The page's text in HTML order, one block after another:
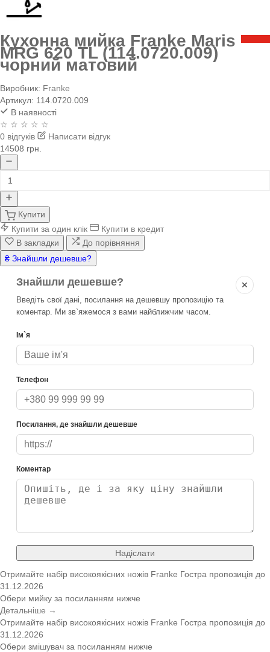
Кухонна мийка Franke Maris
MRG 620 TL (114.0720.009)
чорний матовий
Виробник: Franke
Артикул: 114.0720.009
В наявності
☆ ☆ ☆ ☆ ☆
0 відгуків
Написати відгук
14508 грн.
Купити
Купити за один клік
Купити в кредит
В закладки
До порівняння
₴ Знайшли дешевше?
✕
Знайшли дешевше?
Введіть свої дані, посилання на дешевшу пропозицію та
коментар. Ми зв`яжемося з вами найближчим часом.
Ім`я
Телефон
Посилання, де знайшли дешевше
Коментар
Надіслати
Отримайте набір високоякісних ножів Franke Гостра пропозиція до
31.12.2026
Обери мийку за посиланням нижче
Детальніше →
Отримайте набір високоякісних ножів Franke Гостра пропозиція до
31.12.2026
Обери змішувач за посиланням нижче